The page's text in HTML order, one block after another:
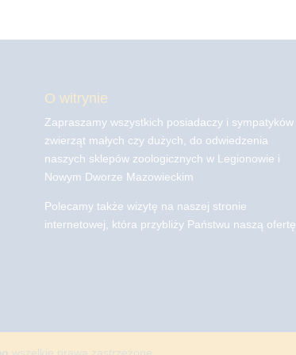
O witrynie
Zapraszamy wszystkich posiadaczy i sympatyków
zwierząt małych czy dużych, do odwiedzenia
naszych sklepów zoologicznych w Legionowie i
Nowym Dworze Mazowieckim
Polecamy także wizytę na naszej stronie
internetowej, która przybliży Państwu naszą ofertę.